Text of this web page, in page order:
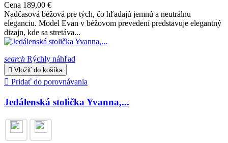
Cena 189,00 €
Nadčasová béžová pre tých, čo hľadajú jemnú a neutrálnu
eleganciu. Model Evan v béžovom prevedení predstavuje elegantný
dizajn, kde sa stretáva...
search Rýchly náhľad
 Vložiť do košíka
 Pridať do porovnávania
Jedálenská stolička Yvanna,...